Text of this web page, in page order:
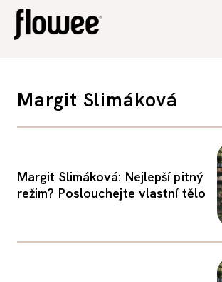
Margit Slimáková
Margit Slimáková: Nejlepší pitný
režim? Poslouchejte vlastní tělo